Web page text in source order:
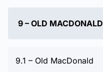
9 – OLD MACDONALD
9.1 – Old MacDonald